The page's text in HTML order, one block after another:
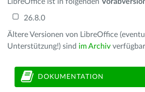
26.8.0
Ältere Versionen von LibreOffice
Unterstützung!) sind im Archiv verfügbar
DOKUMENTATION